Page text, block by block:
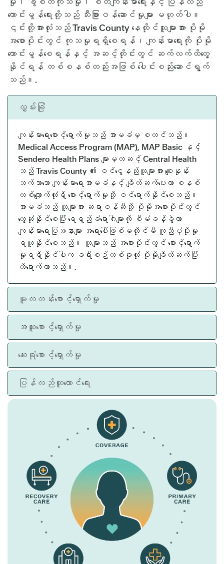
ကောင်းမွန်ရေးတို့သည် သီးခြားဝန်ဆောင်မှုများ မဟုတ်ပါ။
၎င်းတို့အားလုံးသည် Travis County နေထိုင်သူများအား ပိုမို
အစောပိုင်းတွင် ကုသမှုရရှိစေရန်၊ ကျန်းမာရေးကို ပိုမို
ကောင်းမွန်စေရန်နှင့် အဆင့်တိုင်းတွင် ဆက်လက်ထိတွေ့
နိုင်ရန် တစ်စနစ်တည်းအဖြစ် ပေါင်းစည်းဆောင်ရွက်
သည်။.
လွှမ်းခြုံ
ကျန်းမာရေးစောင့်ရှောက်မှုသည် အာမခံမှ စတင်သည်။
Medical Access Program (MAP), MAP Basic နှင့်
Sendero Health Plans များမှတဆင့် Central Health
သည် Travis County ၏ ဝင်ငွေနည်းသူများအား စျေးနှုန်း
သက်သာသော ကျန်းမာရေးအာမခံနှင့် ချိတ်ဆက်ပေးကာ စနစ်
တစ်လျှောက်လုံးရှိ စောင့်ရှောက်မှုသို့ ဝင်ရောက်နိုင်စေသည်။
အာမခံသည် လူများအား ဆရာဝန်ဆီသို့ ပိုမိုအစောပိုင်းတွင်
တွေ့ဆုံနိုင်စေပြီး ရေရှည်ခံရောဂါများကို စီမံခန့်ခွဲကာ
ကျန်းမာရေးပြဿနာများ အရေးပေါ်ဖြစ်မတိုင်မီ ကူညီပံ့ပိုးမှု
ရယူနိုင်စေသည်။ လူများသည် အစောပိုင်းတွင် စောင့်ရှောက်
မှုရရှိနိုင်ပါက ခရီးစဉ်တစ်ခုလုံး ပိုမိုချိတ်ဆက်ပြီး
ထိရောက်လာသည်။.
မူလတန်းစောင့်ရှောက်မှု
အထူးစောင့်ရှောက်မှု
ဆေးရုံစောင့်ရှောက်မှု
ပြန်လည်ထူထောင်ရေး